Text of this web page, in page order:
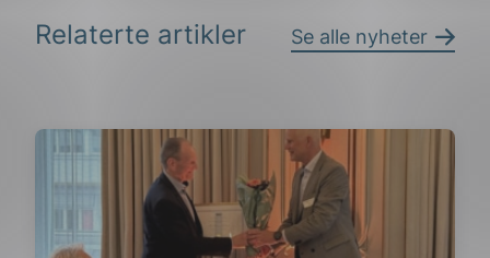
Relaterte artikler Se alle nyheter